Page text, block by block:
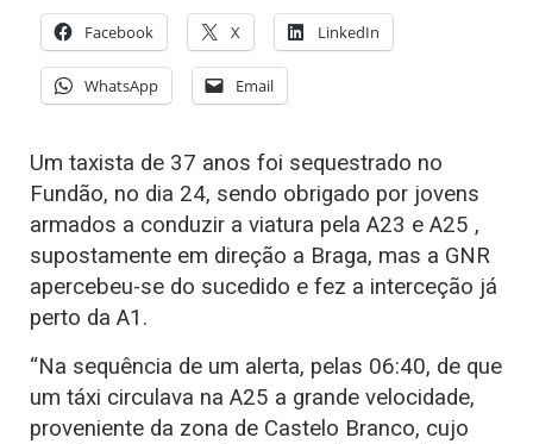
Facebook X LinkedIn
WhatsApp Email
Um taxista de 37 anos foi sequestrado no
Fundão, no dia 24, sendo obrigado por jovens
armados a conduzir a viatura pela A23 e A25 ,
supostamente em direção a Braga, mas a GNR
apercebeu-se do sucedido e fez a interceção já
perto da A1.
“Na sequência de um alerta, pelas 06:40, de que
um táxi circulava na A25 a grande velocidade,
proveniente da zona de Castelo Branco, cujo